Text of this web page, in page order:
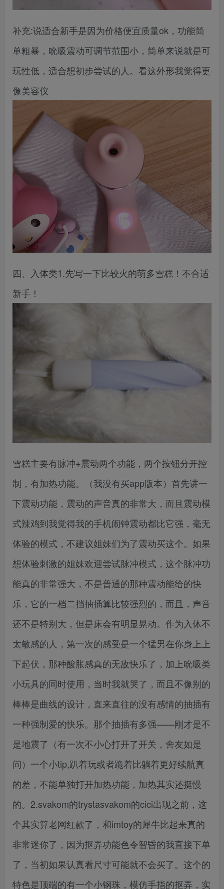
补充:说适合新手是因为价格便宜质量ok，功能简
单粗暴，吮吸震动可调节范围小，简单来说就是可
玩性低，适合想初步尝试的人。看这外形我觉得更
像美容仪
四、入体类1.先写一下比较火的萌多雪糕！不合适
新手！
雪糕主要有脉冲+震动两个功能，两个按钮分开控
制，有加热功能。（我没有买app版本）首先讲一
下震动功能，震动的声音真的非常大，而且震动模
式辣鸡到我觉得我的手机闹钟震动都比它强，毫无
体验的模式，不建议姐妹们为了震动买这个。如果
想体验刺激的姐妹欢迎尝试脉冲模式，这个脉冲功
能真的非常强大，不是普通的那种震动能给的快
乐，它的一档二挡抽插算比较强烈的，而且，声音
还不是特别大，但是床会有明显晃动。作为入体不
太敏感的人，第一次的感受是一个猛男在你身上上
下起伏，那种酸胀感真的无敌快乐了，加上吮吸类
小玩具的同时使用，当时我就哭了，而且不像别的
棒棒是曲线的设计，直来直往的没有感情的抽插有
一种强制爱的快乐。那个抽插有多强——刚才是不
是地震了（有一次不小心打开了开关，舍友如是
问）一个小tip,趴着玩或者跪着比躺着更好续航真
的差，不能单独打开加热功能，加热其实还挺慢
的。2.svakom的trystasvakom的cici出现之前，这
个其实算老网红款了，和imtoy的犀牛比起来真的
非常迷你了，因为抠弄功能色令智昏的我直接下单
了，当初如果认真看尺寸可能就不会买了。这个的
特色是顶端的有一个小钢珠，模仿手指的抠弄，实